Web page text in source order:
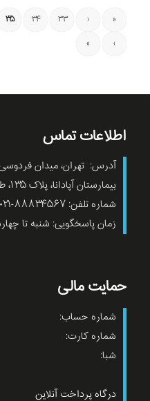
«
‹ ۳۳ ۳۴ ۳۵
›
»
اطلاعات تماس
آدرس: تهران، میدان
بیمارستان آپادانا، پلاک ۱۳۵، طبقه ۲، واحد ۴
شماره تلفن: ۸۸۸۳۴۵۶۷-۰۲۱
زمان پاسخگویی: شنبه تا
حمایت مالی
شماره حساب:
شماره کارت:
شبا:
درگاه پرداخت آنلاین